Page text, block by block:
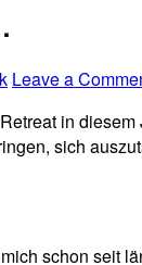
Leave a
in
sich
schon seit